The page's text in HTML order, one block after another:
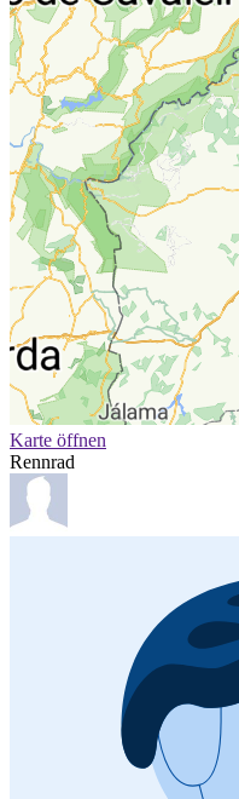
Karte öffnen
Rennrad